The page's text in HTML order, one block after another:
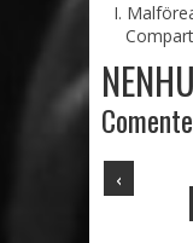
I.
‹